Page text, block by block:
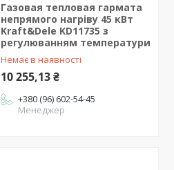
Газовая тепловая гармата
непрямого нагріву 45 кВт
Kraft&Dele KD11735 з
регулюванням температури
Немає в наявності
10 255,13 ₴
+380 (96) 602-54-45
Менеджер